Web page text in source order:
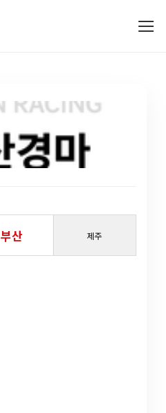
부산 제주